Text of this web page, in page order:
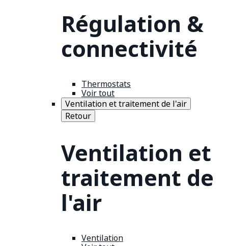
Régulation &
connectivité
Thermostats
Voir tout
Ventilation et traitement de l'air
Retour
Ventilation et
traitement de
l'air
Ventilation